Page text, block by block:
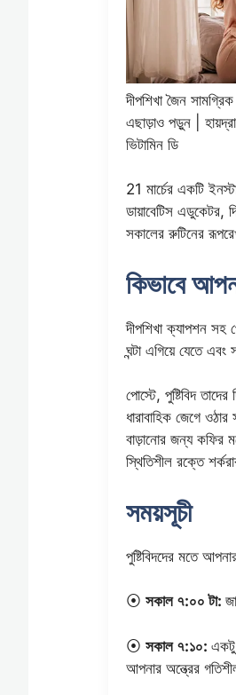
দীপশিখা জৈন
এছাড়াও পড়ুন |
ভিটামিন ডি
21 মার্চের একটি
ডায়াবেটিস এডুকেটর,
সকালের রুটিনের
কিভাবে
দীপশিখা ক্যাপশন সহ
ঘন্টা এগিয়ে যেতে
পোস্টে, পুষ্টিবিদ
ধারাবাহিক জেগে
বাড়ানোর জন্য কফির
স্থিতিশীল রক্তে
সময়সূচী
পুষ্টিবিদদের মতে
⦿ সকাল ৭:০০ টা:
⦿ সকাল ৭:১০: একটু
আপনার অন্ত্রের